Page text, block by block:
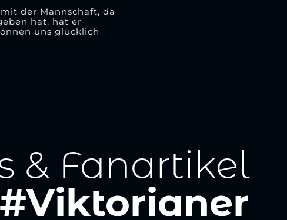
der Mannschaft, da
hat, hat er
uns glücklich
& Fanartikel
#Viktorianer